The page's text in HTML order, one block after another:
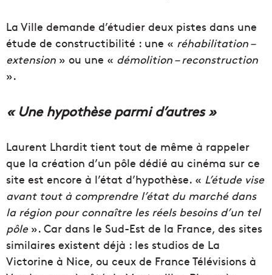
La Ville demande d’étudier deux pistes dans une
étude de constructibilité : une « réhabilitation –
extension » ou une « démolition – reconstruction
».
« Une hypothèse parmi d’autres »
Laurent Lhardit tient tout de même à rappeler
que la création d’un pôle dédié au cinéma sur ce
site est encore à l’état d’hypothèse. « L’étude vise
avant tout à comprendre l’état du marché dans
la région pour connaître les réels besoins d’un tel
pôle». Car dans le Sud-Est de la France, des sites
similaires existent déjà : les studios de La
Victorine à Nice, ou ceux de France Télévisions à